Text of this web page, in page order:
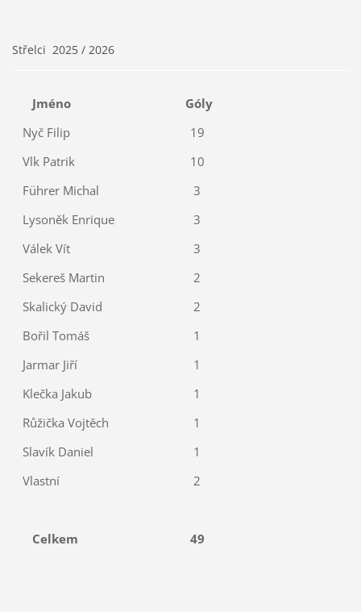
Střelci 2025 / 2026
Jméno
Góly
Nyč Filip
19
Vlk Patrik
10
Führer Michal
3
Lysoněk Enrique
3
Válek Vít
3
Sekereš Martin
2
Skalický David
2
Bořil Tomáš
1
Jarmar Jiří
1
Klečka Jakub
1
Růžička Vojtěch
1
Slavík Daniel
1
Vlastní
2
Celkem 49